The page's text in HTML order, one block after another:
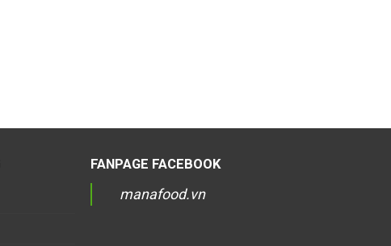
FANPAGE FACEBOOK
manafood.vn